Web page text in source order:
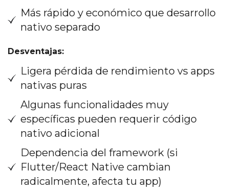
Más rápido y económico que desarrollo
nativo separado
Desventajas:
Ligera pérdida de rendimiento vs apps
nativas puras
Algunas funcionalidades muy
específicas pueden requerir código
nativo adicional
Dependencia del framework (si
Flutter/React Native cambian
radicalmente, afecta tu app)